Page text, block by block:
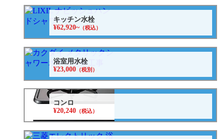
キッチン水栓
¥62,920~（税込）
浴室用水栓
¥23,000 （税別）
コンロ
¥20,240 （税込）